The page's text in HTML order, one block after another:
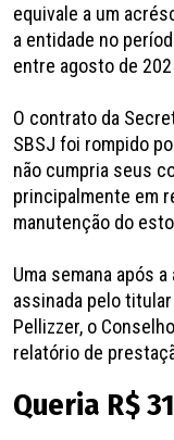
equivale a um
a entidade no
entre agosto de
O contrato da
SBSJ foi rompido
não cumpria seus
principalmente em
manutenção do
Uma semana após
assinada pelo titular
Pellizzer, o
relatório de
Queria R$